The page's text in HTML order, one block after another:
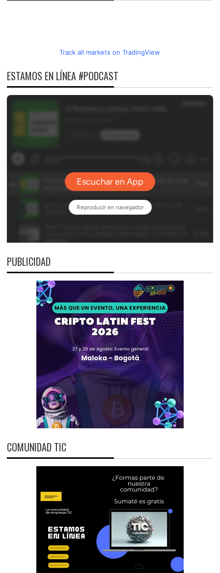
Track all markets on TradingView
ESTAMOS EN LÍNEA #PODCAST
PUBLICIDAD
COMUNIDAD TIC